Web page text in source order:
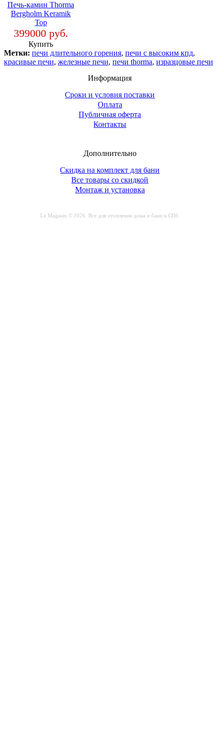
Печь-камин Thorma
Bergholm Keramik
Top
399000 руб.
Купить
Метки: печи длительного горения, печи с высоким кпд,
красивые печи, железные печи, печи thorma, изразцовые печи
Информация
Сроки и условия поставки
Оплата
Публичная оферта
Контакты
Дополнительно
Скидка на комплект для бани
Все товары со скидкой
Монтаж и установка
Le Magasin © 2026. Все для отопления дома и бани в СПб.